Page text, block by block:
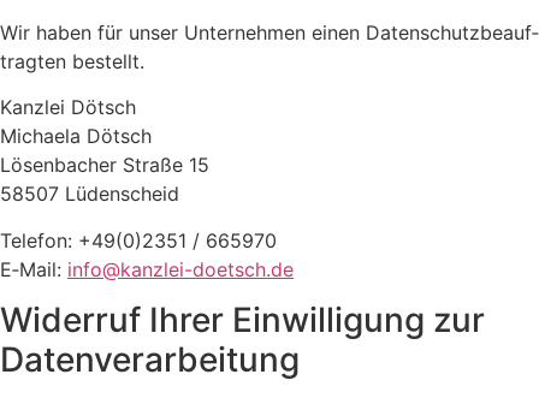
Wir haben für unser Unter­neh­men einen Daten­schutz­be­auf­
trag­ten bestellt.
Kanz­lei Dötsch
Michae­la Dötsch
Lösen­ba­cher Stra­ße 15
58507 Lüden­scheid
Tele­fon: +49(0)2351 / 665970
E‑Mail: info@kanzlei-doetsch.de
Wider­ruf Ihrer Ein­wil­li­gung zur
Daten­ver­ar­bei­tung